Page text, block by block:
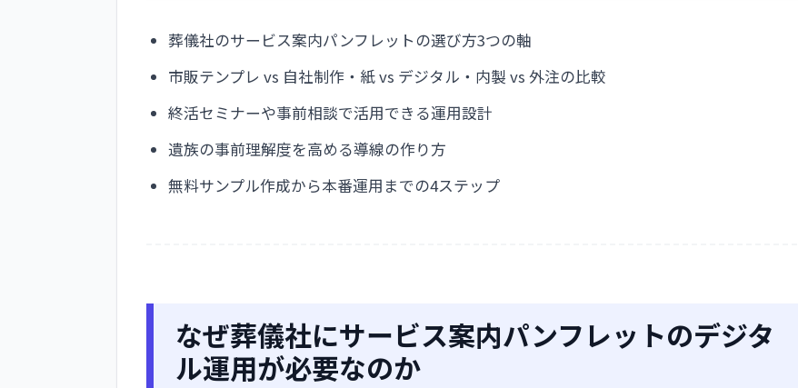
葬儀社のサービス案内パンフレットの選び方3つの軸
市販テンプレ vs 自社制作・紙 vs デジタル・内製 vs 外注の比較
終活セミナーや事前相談で活用できる運用設計
遺族の事前理解度を高める導線の作り方
無料サンプル作成から本番運用までの4ステップ
なぜ葬儀社にサービス案内パンフレットのデジタ
ル運用が必要なのか